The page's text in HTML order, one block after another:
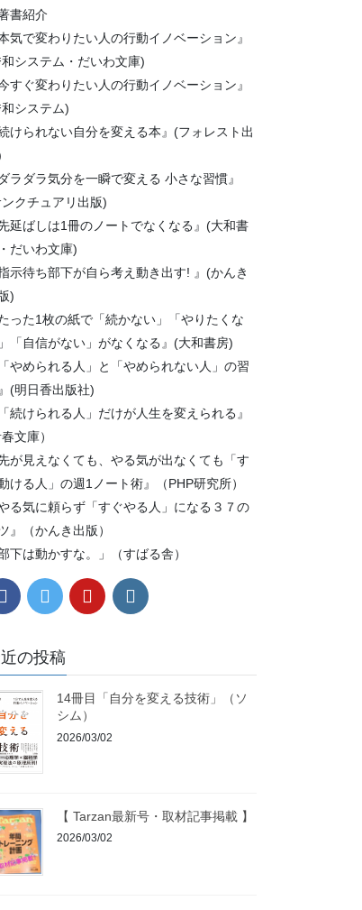
書紹介
本気で変わりたい人の行動イノベーション』
システム・だいわ文庫)
今すぐ変わりたい人の行動イノベーション』
システム)
続けられない自分を変える本』(フォレスト出
ダラダラ気分を一瞬で変える 小さな習慣』
クチュアリ出版)
先延ばしは1冊のノートでなくなる』(大和書
だいわ文庫)
指示待ち部下が自ら考え動き出す! 』(かんき
)
たった1枚の紙で「続かない」「やりたくな
「自信がない」がなくなる』(大和書房)
「やめられる人」と「やめられない人」の習
(明日香出版社)
「続けられる人」だけが人生を変えられる』
文庫）
先が見えなくても、やる気が出なくても「す
ける人」の週1ノート術』（PHP研究所）
やる気に頼らず「すぐやる人」になる３７の
』（かんき出版）
部下は動かすな。」（すばる舎）
の投稿
14冊目「自分を変える技術」（ソ
シム）
2026/03/02
【 Tarzan最新号・取材記事掲載 】
2026/03/02